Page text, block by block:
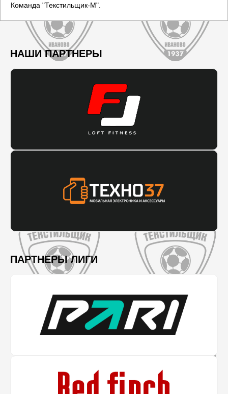
Команда "Текстильщик-М".
НАШИ ПАРТНЕРЫ
ПАРТНЕРЫ ЛИГИ